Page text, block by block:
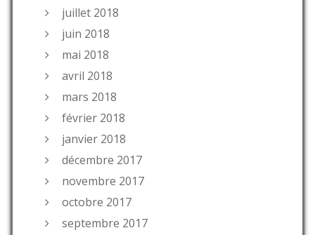
juillet 2018
juin 2018
mai 2018
avril 2018
mars 2018
février 2018
janvier 2018
décembre 2017
novembre 2017
octobre 2017
septembre 2017